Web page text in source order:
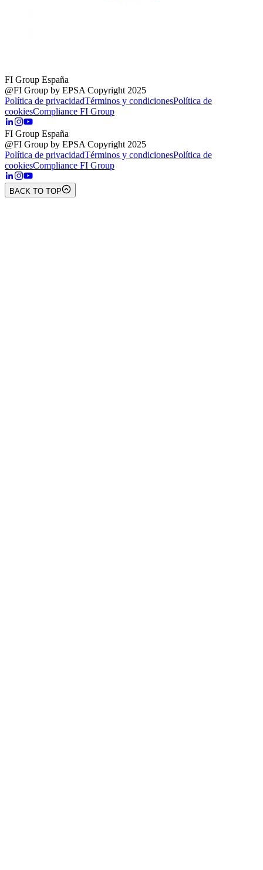
FI Group España
@FI Group by EPSA Copyright 2025
Política de privacidadTérminos y condicionesPolítica de
cookiesCompliance FI Group
FI Group España
@FI Group by EPSA Copyright 2025
Política de privacidadTérminos y condicionesPolítica de
cookiesCompliance FI Group
BACK TO TOP